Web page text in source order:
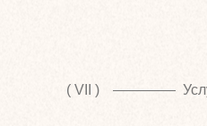
( VII )